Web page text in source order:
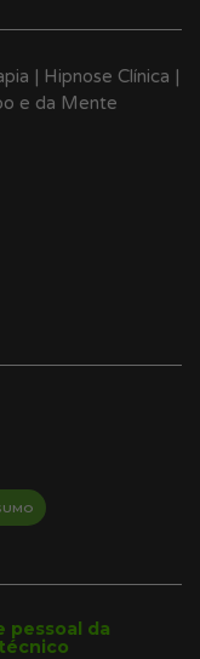
| Hipnose Clínica |
e da Mente
pessoal da